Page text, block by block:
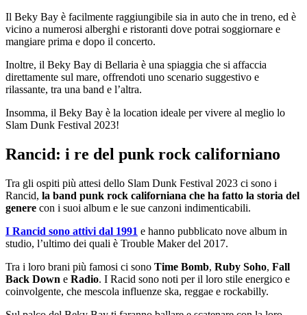
Il Beky Bay è facilmente raggiungibile sia in auto che in treno, ed è
vicino a numerosi alberghi e ristoranti dove potrai soggiornare e
mangiare prima e dopo il concerto.
Inoltre, il Beky Bay di Bellaria è una spiaggia che si affaccia
direttamente sul mare, offrendoti uno scenario suggestivo e
rilassante, tra una band e l’altra.
Insomma, il Beky Bay è la location ideale per vivere al meglio lo
Slam Dunk Festival 2023!
Rancid: i re del punk rock californiano
Tra gli ospiti più attesi dello Slam Dunk Festival 2023 ci sono i
Rancid, la band punk rock californiana che ha fatto la storia del
genere con i suoi album e le sue canzoni indimenticabili.
I Rancid sono attivi dal 1991 e hanno pubblicato nove album in
studio, l’ultimo dei quali è Trouble Maker del 2017.
Tra i loro brani più famosi ci sono Time Bomb, Ruby Soho, Fall
Back Down e Radio. I Racid sono noti per il loro stile energico e
coinvolgente, che mescola influenze ska, reggae e rockabilly.